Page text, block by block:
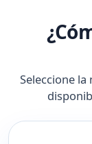
Seleccione